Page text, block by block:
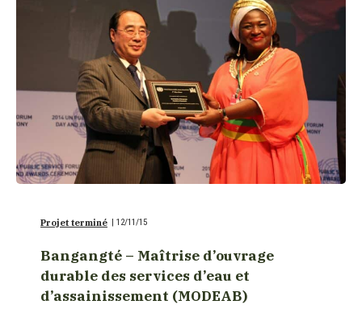
Projet terminé | 12/11/15
Bangangté – Maîtrise d’ouvrage
durable des services d’eau et
d’assainissement (MODEAB)